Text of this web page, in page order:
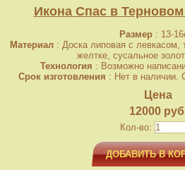
Икона Спас в
Размер: 13-
Материал: Доска липовая с левкасом,
желтке, сусальное
Технология : Возможно
Срок изготовления : Нет в наличии.
Цена
12000
Кол-во:
ДОБАВИТЬ В